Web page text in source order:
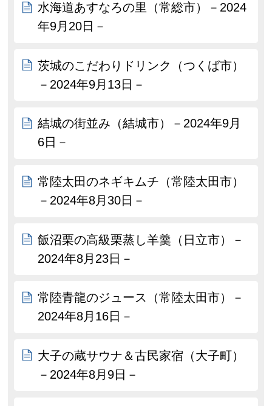
水海道あすなろの里（常総市）－2024
年9月20日－
茨城のこだわりドリンク（つくば市）
－2024年9月13日－
結城の街並み（結城市）－2024年9月
6日－
常陸太田のネギキムチ（常陸太田市）
－2024年8月30日－
飯沼栗の高級栗蒸し羊羹（日立市）－
2024年8月23日－
常陸青龍のジュース（常陸太田市）－
2024年8月16日－
大子の蔵サウナ＆古民家宿（大子町）
－2024年8月9日－